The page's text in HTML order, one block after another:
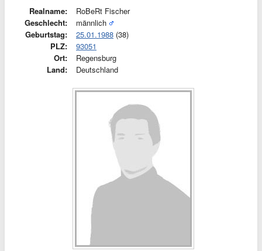
Realname:
RoBeRt Fischer
Geschlecht:
männlich
Geburtstag:
25.01.1988 (38)
PLZ:
93051
Ort:
Regensburg
Land:
Deutschland